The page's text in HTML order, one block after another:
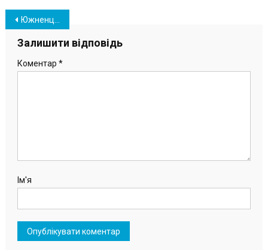
Навігація
записів
Южненцам предлагают придумать название для строящейся лестницы
Залишити відповідь
Коментар *
Ім'я